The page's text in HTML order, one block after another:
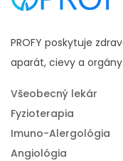
PROFY poskytuje
aparát, cievy a orgány.
Všeobecný lekár
Fyzioterapia
Imuno-Alergológia
Angiológia